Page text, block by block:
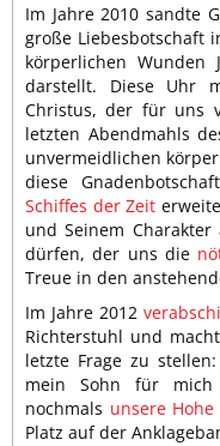
Im Jahre 2010 sandte
große Liebesbotschaft
körperlichen Wunden
darstellt. Diese Uhr
Christus, der für uns
letzten Abendmahls
unvermeidlichen
diese
Schiffes der Zeit
und Seinem
dürfen, der uns die
Treue in den
Im Jahre 2012
Richterstuhl und
letzte Frage zu
mein Sohn für mich
nochmals unsere
Platz auf der